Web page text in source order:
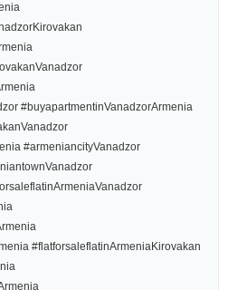
#buyapartmentinVanadzorArmenia
#armeniancityVanadzor
#flatforsaleflatinArmeniaKirovakan